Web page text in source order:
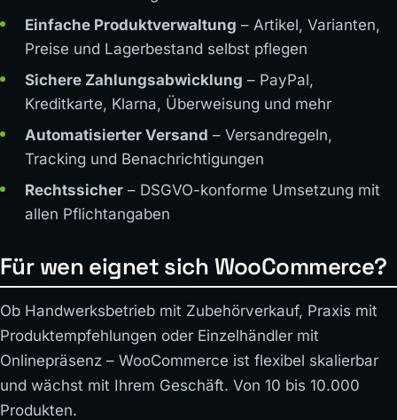
Einfache Produktverwaltung – Artikel, Varianten,
Preise und Lagerbestand selbst pflegen
Sichere Zahlungsabwicklung – PayPal,
Kreditkarte, Klarna, Überweisung und mehr
Automatisierter Versand – Versandregeln,
Tracking und Benachrichtigungen
Rechtssicher – DSGVO-konforme Umsetzung mit
allen Pflichtangaben
Für wen eignet sich WooCommerce?
Ob Handwerksbetrieb mit Zubehörverkauf, Praxis mit
Produktempfehlungen oder Einzelhändler mit
Onlinepräsenz – WooCommerce ist flexibel skalierbar
und wächst mit Ihrem Geschäft. Von 10 bis 10.000
Produkten.